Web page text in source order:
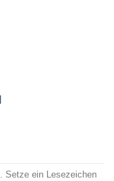
. Setze ein Lesezeichen